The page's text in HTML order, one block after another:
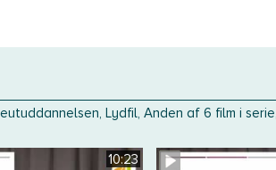
Lydfil, Anden af 6 film i
10:23